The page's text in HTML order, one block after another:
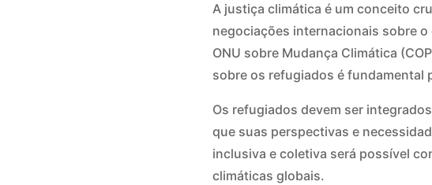
A justiça climática é um conceito
negociações internacionais sobre
ONU sobre Mudança Climática
sobre os refugiados é fundamental
Os refugiados devem ser
que suas perspectivas e
inclusiva e coletiva será possível
climáticas globais.